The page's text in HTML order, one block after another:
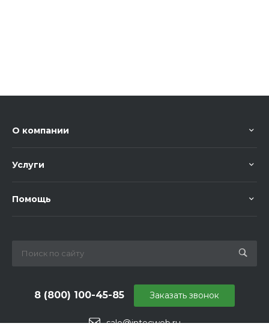
О компании
Услуги
Помощь
sale@intecweb.ru
8 (800) 100-45-85 Заказать звонок